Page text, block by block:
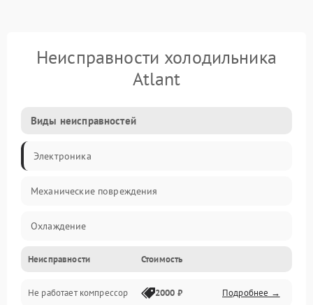
Неисправности холодильника
Atlant
Виды неисправностей
Электроника
Механические повреждения
Охлаждение
Механика
Электропитание
Неисправности Стоимость
Не работает компрессор 2000 ₽ Подробнее →